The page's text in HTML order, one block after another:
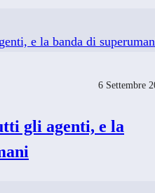
6 Settembre
gli agenti, e la